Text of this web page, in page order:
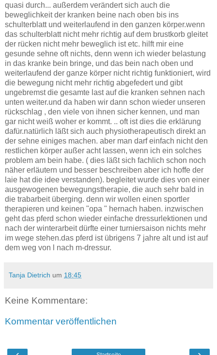
quasi durch... außerdem verändert sich auch die
beweglichkeit der kranken beine nach oben bis ins
schulterblatt und weiterlaufend in den ganzen körper.wenn
das schulterblatt nicht mehr richtig auf dem brustkorb gleitet
der rücken nicht mehr beweglich ist etc. hilft mir eine
gesunde sehne oft nichts, denn wenn ich wieder belastung
in das kranke bein bringe, und das bein nach oben und
weiterlaufend der ganze körper nicht richtig funktioniert, wird
die bewegung nicht mehr richtig abgefedert und gibt
ungebremst die gesamte last auf die kranken sehnen nach
unten weiter.und da haben wir dann schon wieder unseren
rückschlag , den viele von ihnen sicher kennen, und man
gar nicht weiß woher er kommt. .. oft ist dies die erklärung
dafür.natürlich läßt sich auch physiotherapeutisch direkt an
der sehne einiges machen. aber man darf einfach nicht den
restlichen körper außer acht lassen, wenn ich ein solches
problem am bein habe. ( dies läßt sich fachlich schon noch
näher erläutern und besser beschreiben aber ich hoffe der
laie hat die idee verstanden). begleitet wurde dies von einer
ausgewogenen bewegungstherapie, die auch sehr bald in
die trabarbeit überging. denn wir wollen einen sportler
therapieren und keinen "opa " hernach haben. inzwischen
geht das pferd schon wieder einfache dressurlektionen und
nach der winterarbeit dürfte einer turniersaison nichts mehr
im wege stehen.das pferd ist übrigens 7 jahre alt und ist auf
dem weg von l nach m-dressur.
Tanja Dietrich um 18:45
Keine Kommentare:
Kommentar veröffentlichen